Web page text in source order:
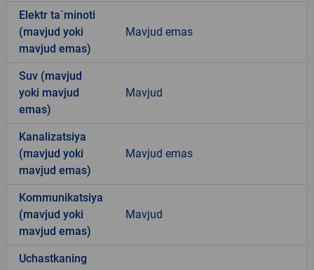
Elektr ta`minoti
(mavjud yoki
mavjud emas)
Mavjud emas
Suv (mavjud
yoki mavjud
emas)
Mavjud
Kanalizatsiya
(mavjud yoki
mavjud emas)
Mavjud emas
Kommunikatsiya
(mavjud yoki
mavjud emas)
Mavjud
Uchastkaning